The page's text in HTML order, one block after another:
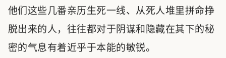
他们这些几番亲历生死一线、从死人堆里拼命挣
脱出来的人，往往都对于阴谋和隐藏在其下的秘
密的气息有着近乎于本能的敏锐。